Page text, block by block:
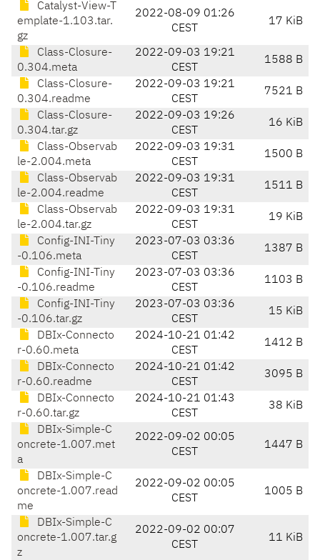
Catalyst-View-T
emplate-1.103.tar.
gz
2022-08-09 01:26
CEST
17 KiB
Class-Closure-
0.304.meta
2022-09-03 19:21
CEST
1588 B
Class-Closure-
0.304.readme
2022-09-03 19:21
CEST
7521 B
Class-Closure-
0.304.tar.gz
2022-09-03 19:26
CEST
16 KiB
Class-Observab
le-2.004.meta
2022-09-03 19:31
CEST
1500 B
Class-Observab
le-2.004.readme
2022-09-03 19:31
CEST
1511 B
Class-Observab
le-2.004.tar.gz
2022-09-03 19:31
CEST
19 KiB
Config-INI-Tiny
-0.106.meta
2023-07-03 03:36
CEST
1387 B
Config-INI-Tiny
-0.106.readme
2023-07-03 03:36
CEST
1103 B
Config-INI-Tiny
-0.106.tar.gz
2023-07-03 03:36
CEST
15 KiB
DBIx-Connecto
r-0.60.meta
2024-10-21 01:42
CEST
1412 B
DBIx-Connecto
r-0.60.readme
2024-10-21 01:42
CEST
3095 B
DBIx-Connecto
r-0.60.tar.gz
2024-10-21 01:43
CEST
38 KiB
DBIx-Simple-C
oncrete-1.007.met
a
2022-09-02 00:05
CEST
1447 B
DBIx-Simple-C
oncrete-1.007.read
me
2022-09-02 00:05
CEST
1005 B
DBIx-Simple-C
oncrete-1.007.tar.g
z
2022-09-02 00:07
CEST
11 KiB